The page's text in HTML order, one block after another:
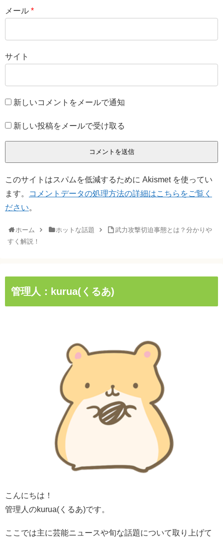
メール *
サイト
新しいコメントをメールで通知
新しい投稿をメールで受け取る
このサイトはスパムを低減するために Akismet を使ってい
ます。
コメントデータの処理方法の詳細はこちらをご覧く
ださい。
ホーム ホットな話題
武力攻撃切迫事態とは？分かりや
すく解説！
管理人：kurua(くるあ)
こんにちは！
管理人のkurua(くるあ)です。
ここでは主に芸能ニュースや旬な話題について取り上げて